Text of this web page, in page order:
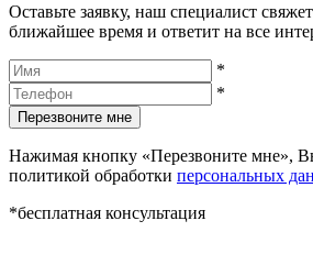
Оставьте заявку, наш специалист
ближайшее время и ответит на все
*
*
Перезвоните мне
Нажимая кнопку «Перезвоните мне»,
политикой обработки персональных
*бесплатная консультация